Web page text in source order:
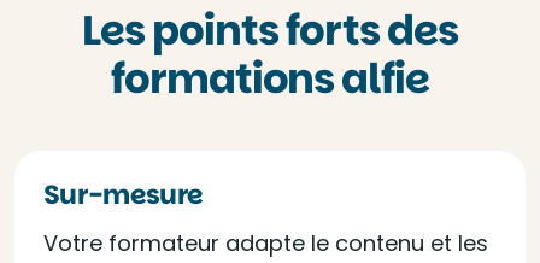
Les points forts des
formations alfie
Sur-mesure
Votre formateur adapte le contenu et les